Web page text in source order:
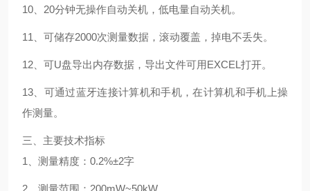
10、20分钟无操作自动关机，低电量自动关机。
11、可储存2000次测量数据，滚动覆盖，掉电不丢失。
12、可U盘导出内存数据，导出文件可用EXCEL打开。
13、可通过蓝牙连接计算机和手机，在计算机和手机上操
作测量。
三、主要技术指标
1、测量精度：0.2%±2字
2、测量范围：200mW~50kW